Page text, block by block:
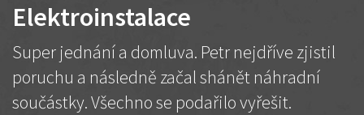
Elektroinstalace
Super jednání a domluva. Petr nejdříve zjistil
poruchu a následně začal shánět náhradní
součástky. Všechno se podařilo vyřešit.